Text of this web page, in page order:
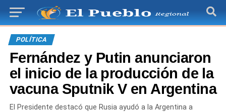
POLÍTICA
Fernández y Putin anunciaron
el inicio de la producción de la
vacuna Sputnik V en Argentina
El Presidente destacó que Rusia ayudó a la Argentina a